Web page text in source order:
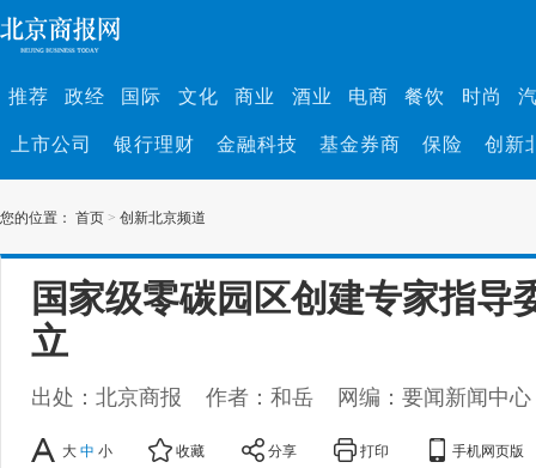
推荐 政经 国际 文化 商业 酒业 电商 餐饮 时尚
上市公司 银行理财 金融科技 基金券商 保险 创新
您的位置： 首页 > 创新北京频道
国家级零碳园区创建专家指导
立
出处：北京商报 作者：和岳 网编：要闻新闻中心
大 中 小 收藏 分享 打印 手机网页版